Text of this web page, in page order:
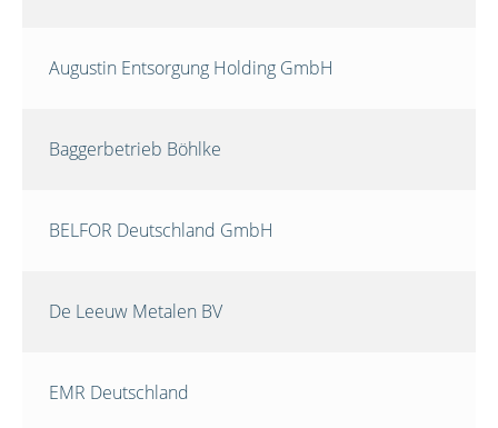
Augustin Entsorgung Holding GmbH
Baggerbetrieb Böhlke
BELFOR Deutschland GmbH
De Leeuw Metalen BV
EMR Deutschland